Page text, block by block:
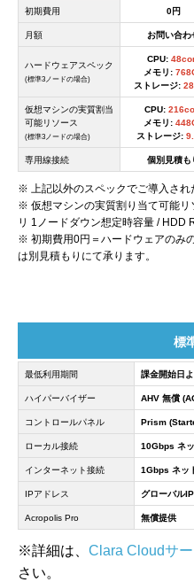
初期費用 0円
月額 お問い合わ
ハードウェアスペック
(標準3ノードの場合)
CPU:
メモリ:
ストレージ:
仮想マシンの実質割当
可能リソース
(標準3ノードの場合)
CPU:
メモリ:
ストレージ:
専用線接続 個別見積も
※ 上記以外のスペックでご導入され
※ 仮想マシンの実質割り当て可能
リ 1ノードダウン想定時容量 / HDD
※ 初期費用0円＝ハードウェアのみ
は別見積もりにて承ります。
標
最低利用期間 課金開始日
ハイパーバイザー AHV 無償
コントロールパネル Prism
ローカル接続 10Gbps ネ
インターネット接続 1Gbps ネッ
IPアドレス グローバル
Acropolis Pro 無償提供
※詳細は、Clara Cloudサ
さい。